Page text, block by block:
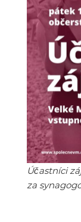
Účastníci
za